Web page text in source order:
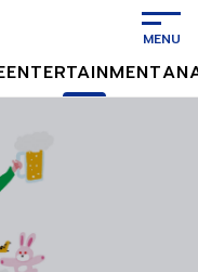
ENTERTAINMENT